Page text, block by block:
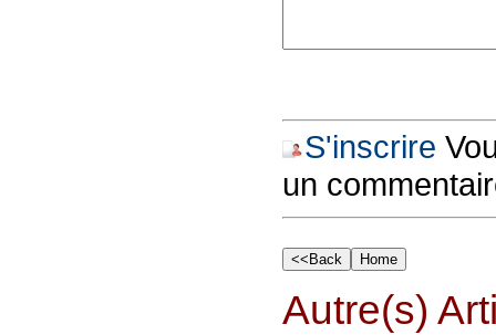
S'inscrire
un
Autre(s)